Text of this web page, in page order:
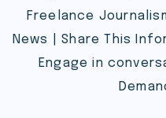
Freelance
News | Share This
Engage in